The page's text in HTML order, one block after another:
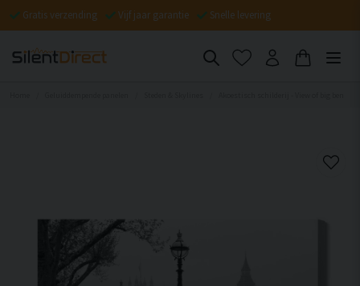
Gratis verzending Vijf jaar garantie Snelle levering